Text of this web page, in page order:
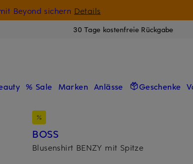
Beyond sichern Details
30 Tage kostenfreie Rückgabe
% Sale Marken Anlässe Geschenke
BOSS
Blusenshirt BENZY mit Spitze